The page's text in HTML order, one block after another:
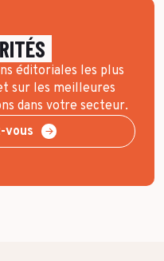
éditoriales les plus
sur les meilleures
dans votre secteur.
vous